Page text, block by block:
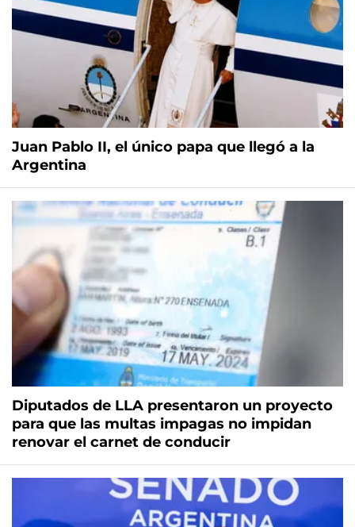
Juan Pablo II, el único papa que llegó a la
Argentina
Diputados de LLA presentaron un proyecto
para que las multas impagas no impidan
renovar el carnet de conducir